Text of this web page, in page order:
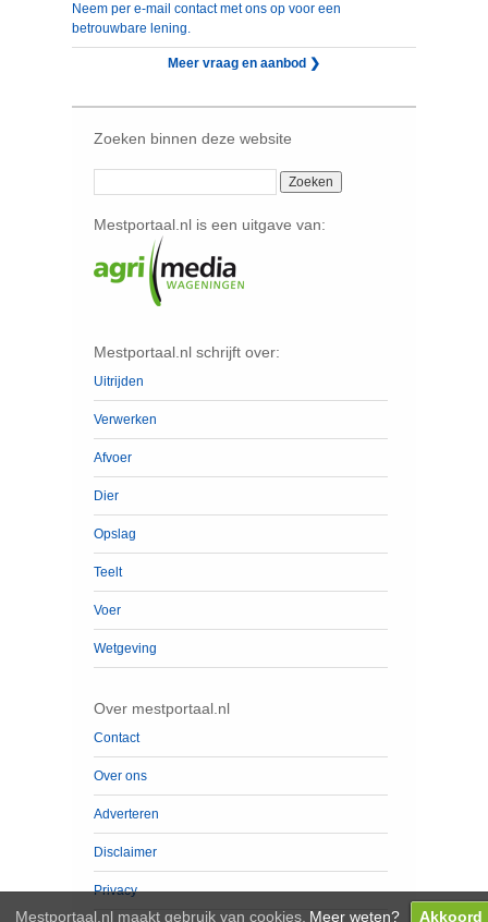
Neem per e-mail contact met ons op voor een
betrouwbare lening.
Meer vraag en aanbod ❯
Zoeken binnen deze website
Mestportaal.nl is een uitgave van:
Mestportaal.nl schrijft over:
Uitrijden
Verwerken
Afvoer
Dier
Opslag
Teelt
Voer
Wetgeving
Over mestportaal.nl
Contact
Over ons
Adverteren
Disclaimer
Privacy
Mestportaal.nl maakt gebruik van cookies. Meer weten? Akkoord